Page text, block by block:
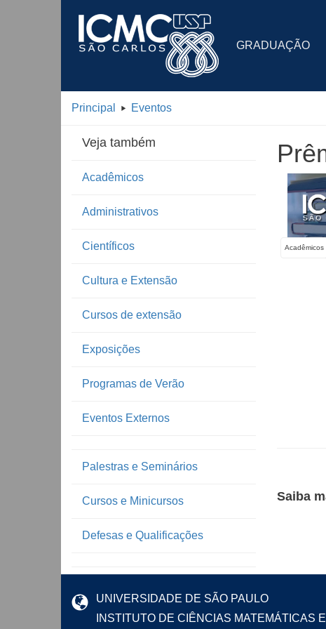
GRADUAÇÃO
Principal Eventos
Veja também
Acadêmicos
Administrativos
Científicos
Cultura e Extensão
Cursos de extensão
Exposições
Programas de Verão
Eventos Externos
Palestras e Seminários
Cursos e Minicursos
Defesas e Qualificações
Acadêmicos
Saiba
UNIVERSIDADE DE SÃO PAULO
INSTITUTO DE CIÊNCIAS MATEMÁTICAS